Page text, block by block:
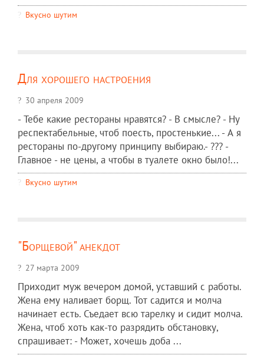
Вкусно шутим
Для хорошего настроения
30 апреля 2009
- Тебе какие рестораны нравятся? - В смысле? - Ну
респектабельные, чтоб поесть, простенькие... - А я
рестораны по-другому принципу выбираю.- ??? -
Главное - не цены, а чтобы в туалете окно было!...
Вкусно шутим
"Борщевой" анекдот
27 марта 2009
Приходит муж вечером домой, уставший с работы.
Жена ему наливает борщ. Тот садится и молча
начинает есть. Съедает всю тарелку и сидит молча.
Жена, чтоб хоть как-то разрядить обстановку,
спрашивает: - Может, хочешь доба ...